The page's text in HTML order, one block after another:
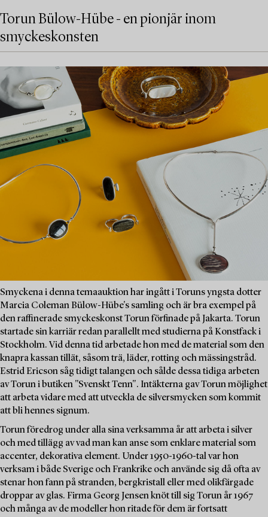
Torun Bülow-Hübe - en pionjär inom
smyckeskonsten
Smyckena i denna temaauktion har ingått i Toruns yngsta dotter
Marcia Coleman Bülow-Hübe's samling och är bra exempel på
den raffinerade smyckeskonst Torun förfinade på Jakarta. Torun
startade sin karriär redan parallellt med studierna på Konstfack i
Stockholm. Vid denna tid arbetade hon med de material som den
knapra kassan tillät, såsom trä, läder, rotting och mässingstråd.
Estrid Ericson såg tidigt talangen och sålde dessa tidiga arbeten
av Torun i butiken "Svenskt Tenn". Intäkterna gav Torun möjlighet
att arbeta vidare med att utveckla de silversmycken som kommit
att bli hennes signum.
Torun föredrog under alla sina verksamma år att arbeta i silver
och med tillägg av vad man kan anse som enklare material som
accenter, dekorativa element. Under 1950-1960-tal var hon
verksam i både Sverige och Frankrike och använde sig då ofta av
stenar hon fann på stranden, bergkristall eller med olikfärgade
droppar av glas. Firma Georg Jensen knöt till sig Torun år 1967
och många av de modeller hon ritade för dem är fortsatt